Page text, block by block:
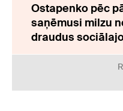
Ostapenko pēc
saņēmusi milzu
draudus